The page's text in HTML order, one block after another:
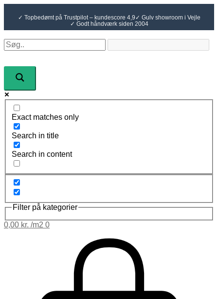
Gå
indholdet
✓ Topbedømt på Trustpilot – kundescore 4,9 ✓ Gulv showroom i Vejle
✓ Godt håndværk siden 2004
Exact matches only
Search in title
Search in content
Filter på kategorier
0,00 kr. 0